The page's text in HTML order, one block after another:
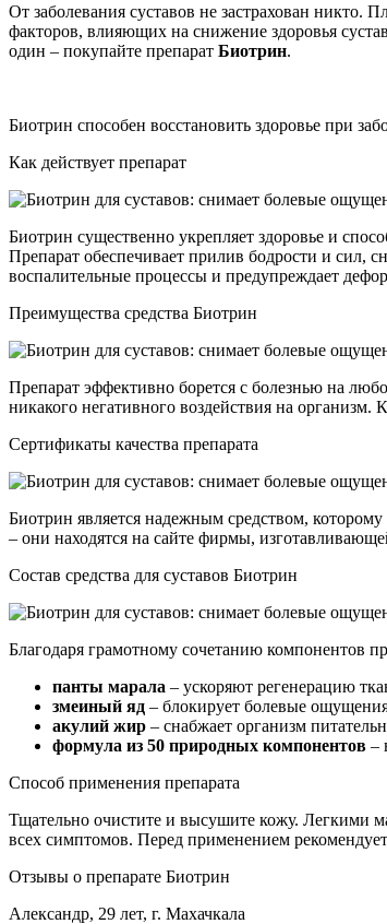
От заболевания суставов не застрахован
факторов, влияющих на снижение здоровья
один – покупайте препарат Биотрин.
Биотрин способен восстановить здоровье при
Как действует препарат
Биотрин существенно укрепляет здоровье и
Препарат обеспечивает прилив бодрости и сил,
воспалительные процессы и предупреждает
Преимущества средства Биотрин
Препарат эффективно борется с болезнью на
никакого негативного воздействия на организм.
Сертификаты качества препарата
Биотрин является надежным средством,
– они находятся на сайте фирмы,
Состав средства для суставов Биотрин
Благодаря грамотному сочетанию компонентов
панты марала – ускоряют регенерацию
змеиный яд – блокирует болевые
акулий жир – снабжает организм
формула из 50 природных компонентов –
Способ применения препарата
Тщательно очистите и высушите кожу. Легкими
всех симптомов. Перед применением
Отзывы о препарате Биотрин
Александр, 29 лет, г. Махачкала